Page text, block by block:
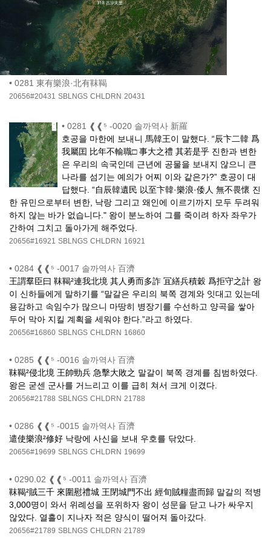
• 0281 東有樂浪·北有靺鞨
20656#20431 SBLNGS CHLDRN 20431
• 0281 ❰❰⁵ -0020 솔까역사 新羅
호공을 마한에 보내니 馬韓王이 말했다. “辰卞二韓 爲
我屬囯 比年不輸職□ 事大之禮 其若是乎 진한과 변한
은 우리의 속국인데 근년에 공물을 보내지 않으니 큰
나라를 섬기는 예의가 어찌 이와 같은가?” 호공이 대
답했다. “自辰韓遺民 以至卞韓·樂浪·倭人 無不畏懷 진
한 유민으로부터 변한, 낙랑 그리고 왜인에 이르기까지 모두 두려워
하지 않는 바가 없습니다." 왕이 분노하여 그를 죽이려 하자 좌우가
간하여 그치고 돌아가게 해주었다.
20656#16921 SBLNGS CHLDRN 16921
• 0284 ❰❰⁵ -0017 솔까역사 百濟
王謂羣臣曰 靺鞨²連我北境 其人勇而多詐 冝繕兵積穀 爲拒守之計 왕
이 신하들에게 말하기를 “말갈은 우리의 북쪽 경계와 잇대고 있는데
용감하고 속임수가 많으니 마땅히 병장기를 수선하고 양곡을 쌓아
두어 막아 지킬 계획을 세워야 한다.”라고 하였다.
20656#16860 SBLNGS CHLDRN 16860
• 0285 ❰❰⁵ -0016 솔까역사 百濟
靺鞨²侵北境 王帥勁兵 急擊大敗之 말갈이 북쪽 경계를 침범하였다.
왕은 굳센 군사를 거느리고 이를 급히 쳐서 크게 이겼다.
20656#21788 SBLNGS CHLDRN 21788
• 0286 ❰❰⁵ -0015 솔까역사 百濟
遣使樂浪²修好 낙랑에 사신을 보내 우호를 닦았다.
20656#19699 SBLNGS CHLDRN 19699
• 0290.02 ❰❰⁵ -0011 솔까역사 百濟
靺鞨²賊三千 來圍慰禮城 王閉城門不出 經旬賊糧盡而歸 말갈의 적병
3,000명이 와서 위례성을 포위하자 왕이 성문을 닫고 나가 싸우지
않았다. 열흘이 지나자 적은 양식이 떨어져 돌아갔다.
20656#21789 SBLNGS CHLDRN 21789